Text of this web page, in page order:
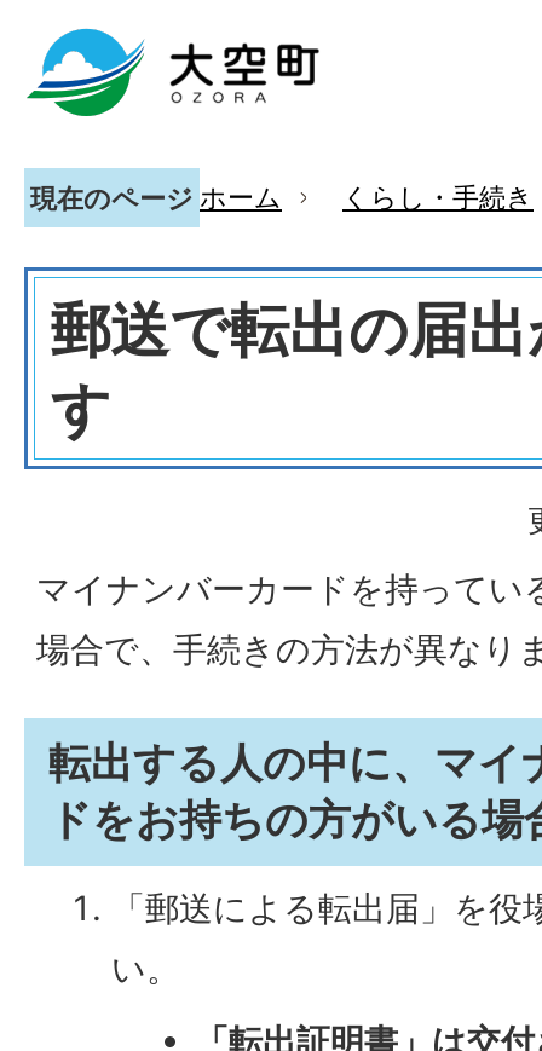
現在のページ ホーム くらし・手続き
郵送で転出の届
す
マイナンバーカードを持ってい
場合で、手続きの方法が異なり
転出する人の中に、マイ
ドをお持ちの方がいる場
「郵送による転出届」を
い。
「転出証明書」は交